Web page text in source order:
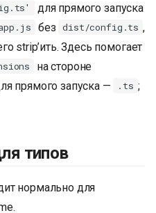
для прямого запуска
без dist/config.ts ,
strip’ить. Здесь помогает
на стороне
прямого запуска —
.ts ;
типов
нормально для